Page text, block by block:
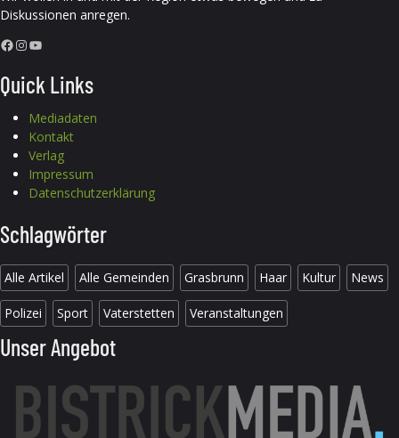
Diskussionen anregen.
Facebook InstagramYouTube
Quick Links
Mediadaten
Kontakt
Verlag
Impressum
Datenschutzerklärung
Schlagwörter
Alle Artikel Alle Gemeinden Grasbrunn Haar Kultur News
Polizei Sport Vaterstetten Veranstaltungen
Unser Angebot